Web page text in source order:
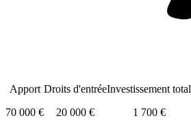
Apport
70 000 €
Droits d'entrée
20 000 €
Investissement total
1 700 €